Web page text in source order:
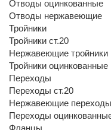
Отводы оцинкованные
Отводы нержавеющие
Тройники
Тройники ст.20
Нержавеющие тройники
Тройники
Переходы
Переходы ст.20
Нержавеющие переходы
Переходы
Фланцы